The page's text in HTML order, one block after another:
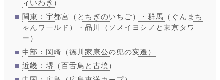
ィいわき）
関東：宇都宮（とちぎのいちご）・群馬（ぐんまち
ゃんワールド）・品川（ソメイヨシノと東京タワ
ー）
中部：岡崎（徳川家康公の兜の変遷）
近畿：堺（百舌鳥と古墳）